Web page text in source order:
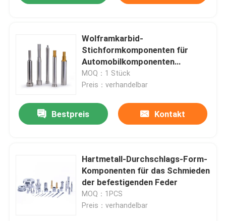
Wolframkarbid-
Stichformkomponenten für
Automobilkomponenten
Schmiedeverbindung
Federlagerziehwalze
MOQ：1 Stück
Preis：verhandelbar
Bestpreis Kontakt
Hartmetall-Durchschlags-Form-
Komponenten für das Schmieden
der befestigenden Feder
MOQ：1PCS
Preis：verhandelbar